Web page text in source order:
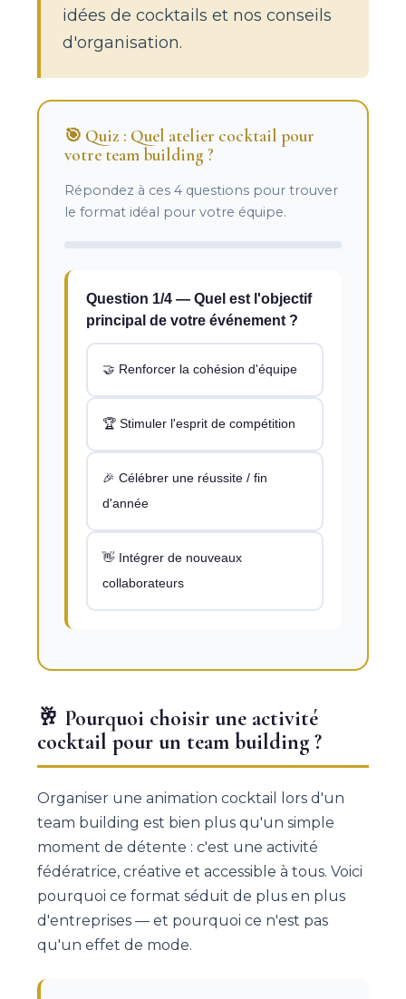
idées de cocktails et nos conseils
d'organisation.
🎯 Quiz : Quel atelier cocktail pour
votre team building ?
Répondez à ces 4 questions pour trouver
le format idéal pour votre équipe.
Question 1/4 — Quel est l'objectif
principal de votre événement ?
🤝 Renforcer la cohésion d'équipe
🏆 Stimuler l'esprit de compétition
🎉 Célébrer une réussite / fin
d'année
👋 Intégrer de nouveaux
collaborateurs
🥂 Pourquoi choisir une activité
cocktail pour un team building ?
Organiser une animation cocktail lors d'un
team building est bien plus qu'un simple
moment de détente : c'est une activité
fédératrice, créative et accessible à tous. Voici
pourquoi ce format séduit de plus en plus
d'entreprises — et pourquoi ce n'est pas
qu'un effet de mode.